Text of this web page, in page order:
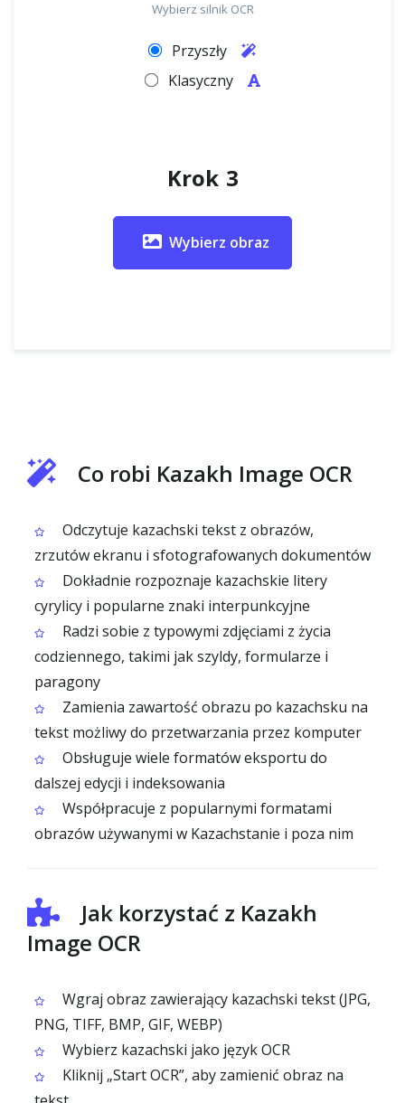
Wybierz silnik OCR
Przyszły
Klasyczny
Krok 3
Wybierz obraz
Co robi Kazakh Image OCR
Odczytuje kazachski tekst z obrazów,
zrzutów ekranu i sfotografowanych dokumentów
Dokładnie rozpoznaje kazachskie litery
cyrylicy i popularne znaki interpunkcyjne
Radzi sobie z typowymi zdjęciami z życia
codziennego, takimi jak szyldy, formularze i
paragony
Zamienia zawartość obrazu po kazachsku na
tekst możliwy do przetwarzania przez komputer
Obsługuje wiele formatów eksportu do
dalszej edycji i indeksowania
Współpracuje z popularnymi formatami
obrazów używanymi w Kazachstanie i poza nim
Jak korzystać z Kazakh
Image OCR
Wgraj obraz zawierający kazachski tekst (JPG,
PNG, TIFF, BMP, GIF, WEBP)
Wybierz kazachski jako język OCR
Kliknij „Start OCR”, aby zamienić obraz na